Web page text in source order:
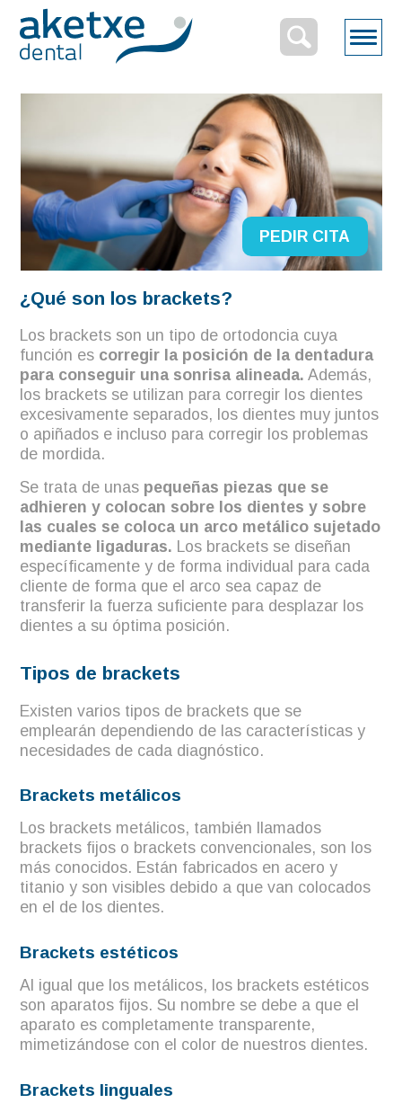
L
Inicio / Servicios odontólogicos Brackets
Brackets
PEDIR CITA
¿Qué son los brackets?
Los brackets son un tipo de ortodoncia cuya
función es corregir la posición de la dentadura
para conseguir una sonrisa alineada. Además,
los brackets se utilizan para corregir los dientes
excesivamente separados, los dientes muy juntos
o apiñados e incluso para corregir los problemas
de mordida.
Se trata de unas pequeñas piezas que se
adhieren y colocan sobre los dientes y sobre
las cuales se coloca un arco metálico sujetado
mediante ligaduras. Los brackets se diseñan
específicamente y de forma individual para cada
cliente de forma que el arco sea capaz de
transferir la fuerza suficiente para desplazar los
dientes a su óptima posición.
Tipos de brackets
Existen varios tipos de brackets que se
emplearán dependiendo de las características y
necesidades de cada diagnóstico.
Brackets metálicos
Los brackets metálicos, también llamados
brackets fijos o brackets convencionales, son los
más conocidos. Están fabricados en acero y
titanio y son visibles debido a que van colocados
en el de los dientes.
Brackets estéticos
Al igual que los metálicos, los brackets estéticos
son aparatos fijos. Su nombre se debe a que el
aparato es completamente transparente,
mimetizándose con el color de nuestros dientes.
Brackets linguales